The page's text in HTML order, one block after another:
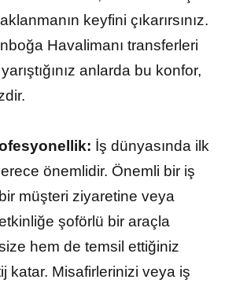
keyfini çıkarırsınız.
Havalimanı transferleri
anlarda bu konfor,
İş dünyasında ilk
önemlidir. Önemli bir iş
müşteri ziyaretine veya
şoförlü bir araçla
hem de temsil ettiğiniz
katar. Misafirlerinizi veya iş